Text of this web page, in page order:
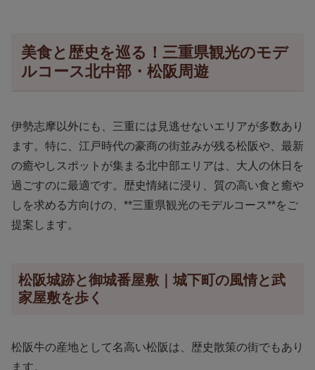
美食と歴史を巡る！三重県観光のモデ
ルコース北中部・松阪周遊
伊勢志摩以外にも、三重には見逃せないエリアが多数あり
ます。特に、江戸時代の豪商の街並みが残る松阪や、最新
の癒やしスポットが集まる北中部エリアは、大人の休日を
過ごすのに最適です。歴史情緒に浸り、質の高い食と癒や
しを求める方向けの、**三重県観光のモデルコース**をご
提案します。
松阪城跡と御城番屋敷｜城下町の風情と武
家屋敷を歩く
松阪牛の産地として名高い松阪は、歴史散策の街でもあり
ます。